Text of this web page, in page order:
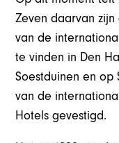
Zeven daarvan
van de
te vinden in Den
Soestduinen en op
van de
Hotels gevestigd.